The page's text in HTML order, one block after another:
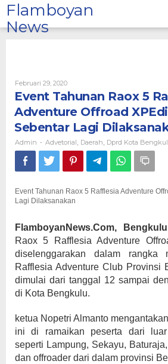
Lewati
ke
konten
Flamboyan
News
Februari 29, 2020Oleh
Admin
Event Tahunan Raox 5
Adventure Offroad
Sebentar Lagi
Admin - Advetorial Daerah Dprd Kota
Event Tahunan Raox 5 Rafflesia Adventure
Lagi Dilaksanakan
FlamboyanNews.Com,
Raox 5 Rafflesia Adventure
diselenggarakan dalam rangka
Rafflesia Adventure Club Provinsi
dimulai dari tanggal 12 sampai
di Kota Bengkulu.
ketua Nopetri Almanto
ini di ramaikan peserta dari
seperti Lampung, Sekayu,
dan offroader dari dalam provinsi